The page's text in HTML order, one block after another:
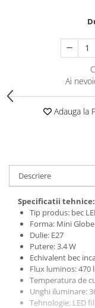
Tablouri si
Dulapuri
Intreruptoare
Valena alb
Schneider Sedna
Niloe alb
Valena ivoar
Produse electronice
Adaptoare
Lampi de lucru,
Cantare
Electronice
Ai
Adauga la
Descriere
Specificatii tehnice:
Tip produs: bec
Forma: Mini Globe
Dulie: E27
Putere: 3.4 W
Echivalent bec
Flux luminos: 470
Temperatura de
Unghi iluminare:
Tehnologie: LED